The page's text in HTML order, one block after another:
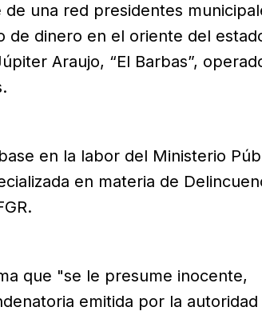
una red presidentes
de dinero en el oriente del
Araujo, “El Barbas”,
en la labor del Ministerio
en materia de
que "se le presume inocente,
emitida por la autoridad